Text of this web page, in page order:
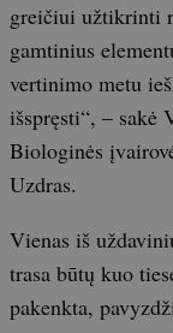
greičiui užtikrinti
gamtinius
vertinimo metu
išspręsti“, – sakė
Biologinės
Uzdras.
Vienas iš
trasa būtų kuo
pakenkta,